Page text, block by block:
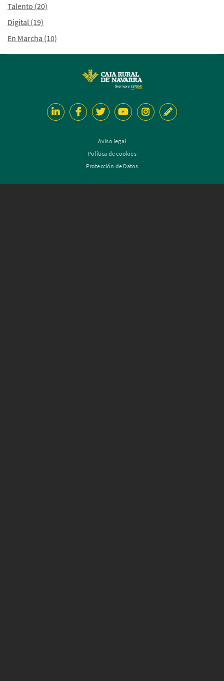
Talento (20)
Digital (19)
En Marcha (10)
Aviso legal
Política de cookies
Protección de Datos